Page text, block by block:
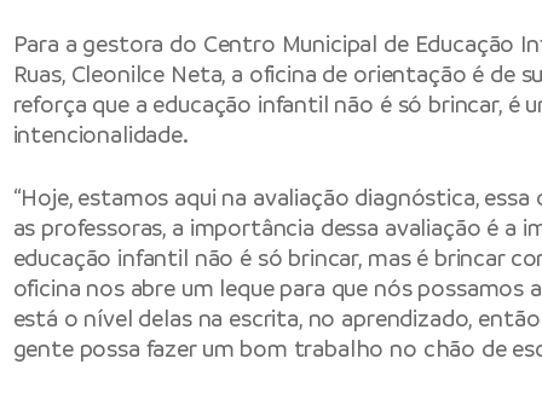
Para a gestora do Centro Municipal de Educação
Ruas, Cleonilce Neta, a oficina de orientação é de
reforça que a educação infantil não é só brincar, é
intencionalidade.
“Hoje, estamos aqui na avaliação diagnóstica,
as professoras, a importância dessa avaliação é a
educação infantil não é só brincar, mas é brincar
oficina nos abre um leque para que nós possamos
está o nível delas na escrita, no aprendizado,
gente possa fazer um bom trabalho no chão de